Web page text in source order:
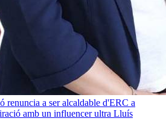
renuncia a ser alcaldable d'ERC a
amb un influencer ultra Lluís